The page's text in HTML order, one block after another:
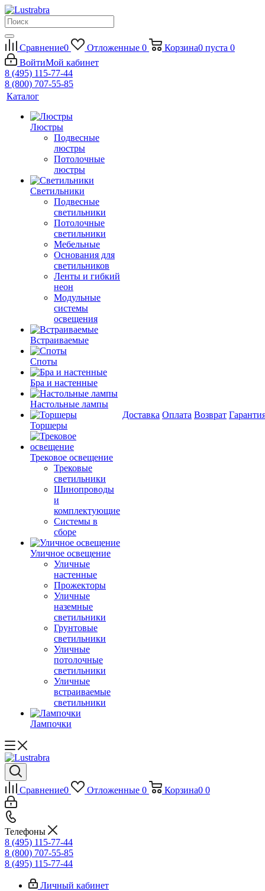
Сравнение0 Отложенные 0 Корзина0 пуста 0
ВойтиМой кабинет
8 (495) 115-77-44
8 (800) 707-55-85
Каталог
Люстры
Подвесные
люстры
Потолочные
люстры
Светильники
Подвесные
светильники
Потолочные
светильники
Мебельные
Основания для
светильников
Ленты и гибкий
неон
Модульные
системы
освещения
Встраиваемые
Споты
Бра и настенные
Настольные лампы
Торшеры
Трековое освещение
Трековые
светильники
Шинопроводы
и
комплектующие
Системы в
сборе
Уличное освещение
Уличные
настенные
Прожекторы
Уличные
наземные
светильники
Грунтовые
светильники
Уличные
потолочные
светильники
Уличные
встраиваемые
светильники
Лампочки
Доставка Оплата Возврат
Сравнение0 Отложенные 0 Корзина0 0
Телефоны
8 (495) 115-77-44
8 (800) 707-55-85
8 (495) 115-77-44
Личный кабинет